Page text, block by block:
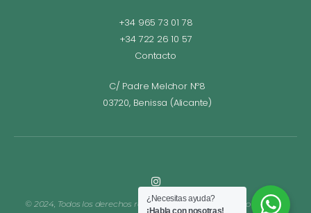
+34 965 73 01 78
+34 722 26 10 57
Contacto
C/ Padre Melchor Nº8
03720, Benissa (Alicante)
© 2024, Todos los derechos reservados. Diseño web Bego Romero.
¿Necesitas ayuda?
¡Habla con nosotras!